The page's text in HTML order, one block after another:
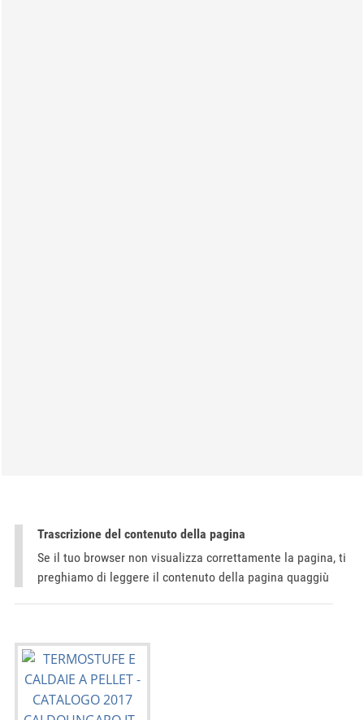
Trascrizione del contenuto della pagina
Se il tuo browser non visualizza correttamente la pagina, ti
preghiamo di leggere il contenuto della pagina quaggiù